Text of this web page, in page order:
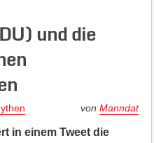
und die
vonManndat
in einem Tweet die